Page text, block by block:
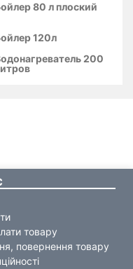
80 л плоский
120л
200
товару
повернення товару